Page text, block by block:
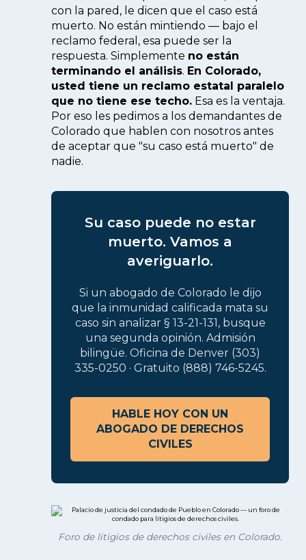
con la pared, le dicen que el caso está
muerto. No están mintiendo — bajo el
reclamo federal, esa puede ser la
respuesta. Simplemente no están
terminando el análisis. En Colorado,
usted tiene un reclamo estatal paralelo
que no tiene ese techo. Esa es la ventaja.
Por eso les pedimos a los demandantes de
Colorado que hablen con nosotros antes
de aceptar que "su caso está muerto" de
nadie.
Su caso puede no estar
muerto. Vamos a
averiguarlo.
Si un abogado de Colorado le dijo
que la inmunidad calificada mata su
caso sin analizar § 13-21-131, busque
una segunda opinión. Admisión
bilingüe. Oficina de Denver (303)
335-0250 · Gratuito (888) 746-5245.
HABLE HOY CON UN
ABOGADO DE DERECHOS
CIVILES
Foro de litigios de derechos civiles en Colorado.